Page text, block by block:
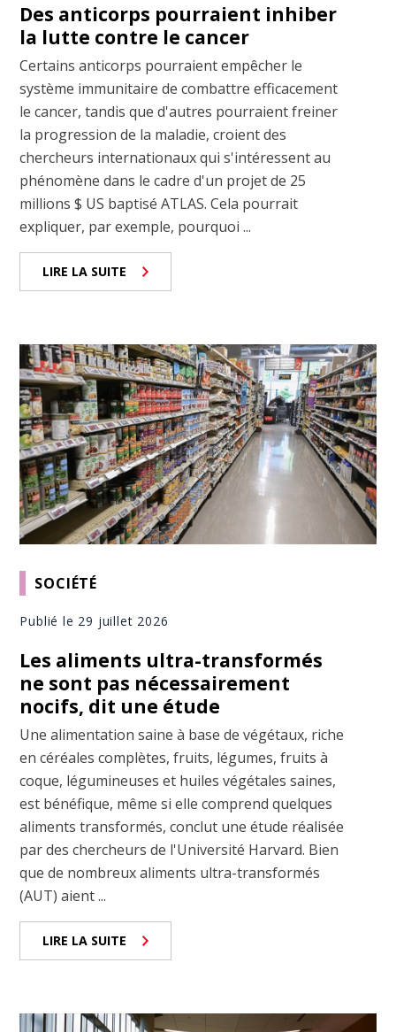
Des anticorps pourraient inhiber
la lutte contre le cancer
Certains anticorps pourraient empêcher le
système immunitaire de combattre efficacement
le cancer, tandis que d'autres pourraient freiner
la progression de la maladie, croient des
chercheurs internationaux qui s'intéressent au
phénomène dans le cadre d'un projet de 25
millions $ US baptisé ATLAS. Cela pourrait
expliquer, par exemple, pourquoi ...
LIRE LA SUITE
SOCIÉTÉ
Publié le 29 juillet 2026
Les aliments ultra-transformés
ne sont pas nécessairement
nocifs, dit une étude
Une alimentation saine à base de végétaux, riche
en céréales complètes, fruits, légumes, fruits à
coque, légumineuses et huiles végétales saines,
est bénéfique, même si elle comprend quelques
aliments transformés, conclut une étude réalisée
par des chercheurs de l'Université Harvard. Bien
que de nombreux aliments ultra-transformés
(AUT) aient ...
LIRE LA SUITE